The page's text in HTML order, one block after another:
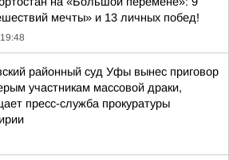
мечты» и 13 личных побед!
19:48
районный суд Уфы вынес приговор
участникам массовой драки,
пресс-служба прокуратуры